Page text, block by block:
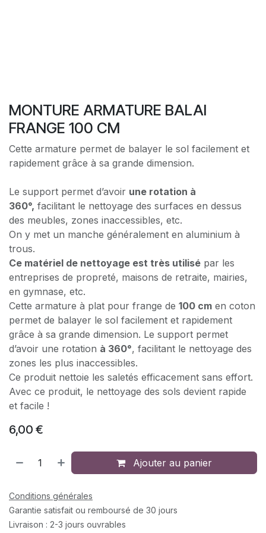
MONTURE ARMATURE BALAI
FRANGE 100 CM
Cette armature permet de balayer le sol facilement et
rapidement grâce à sa grande dimension.
Le support permet d’avoir une rotation à
360°, facilitant le nettoyage des surfaces en dessus
des meubles, zones inaccessibles, etc.
On y met un manche généralement en aluminium à
trous.
Ce matériel de nettoyage est très utilisé par les
entreprises de propreté, maisons de retraite, mairies,
en gymnase, etc.
Cette armature à plat pour frange de 100 cm en coton
permet de balayer le sol facilement et rapidement
grâce à sa grande dimension. Le support permet
d’avoir une rotation à 360°, facilitant le nettoyage des
zones les plus inaccessibles.
Ce produit nettoie les saletés efficacement sans effort.
Avec ce produit, le nettoyage des sols devient rapide
et facile !
6,00 €
Ajouter au panier
Conditions générales
Garantie satisfait ou remboursé de 30 jours
Livraison : 2-3 jours ouvrables